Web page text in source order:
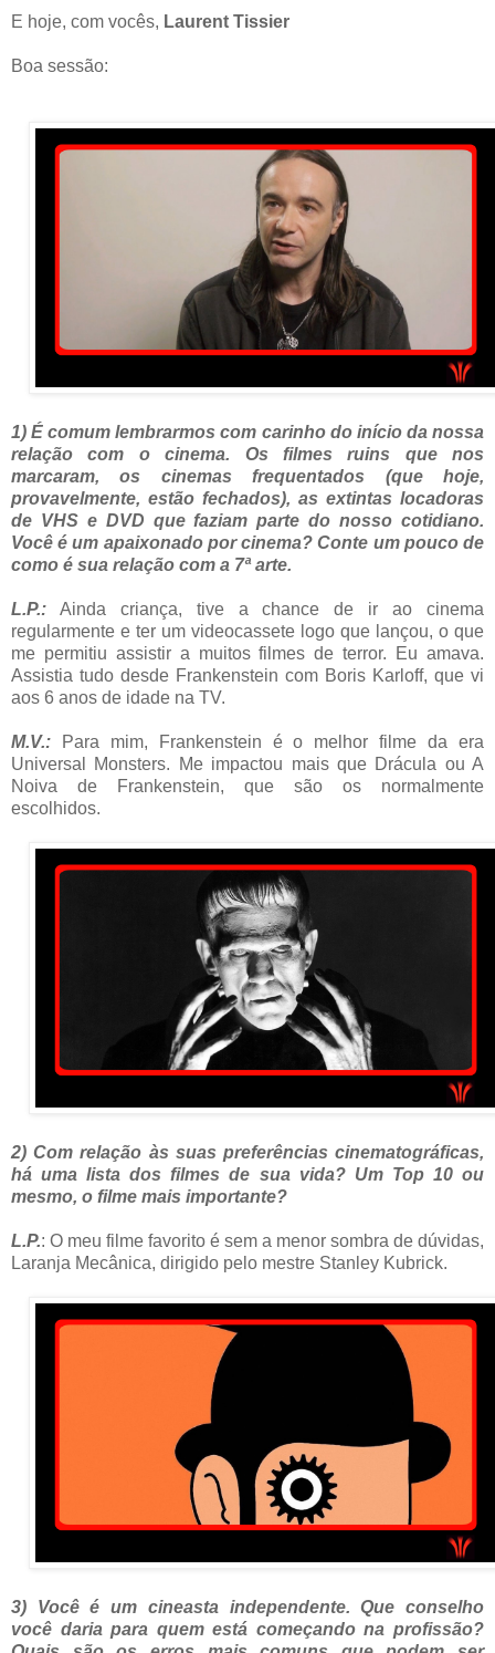
E hoje, com vocês, Laurent Tissier
Boa sessão:
1) É comum lembrarmos com carinho do início da nossa
relação com o cinema. Os filmes ruins que nos
marcaram, os cinemas frequentados (que hoje,
provavelmente, estão fechados), as extintas locadoras
de VHS e DVD que faziam parte do nosso cotidiano.
Você é um apaixonado por cinema? Conte um pouco de
como é sua relação com a 7ª arte.
L.P.: Ainda criança, tive a chance de ir ao cinema
regularmente e ter um videocassete logo que lançou, o que
me permitiu assistir a muitos filmes de terror. Eu amava.
Assistia tudo desde Frankenstein com Boris Karloff, que vi
aos 6 anos de idade na TV.
M.V.: Para mim, Frankenstein é o melhor filme da era
Universal Monsters. Me impactou mais que Drácula ou A
Noiva de Frankenstein, que são os normalmente
escolhidos.
2) Com relação às suas preferências cinematográficas,
há uma lista dos filmes de sua vida? Um Top 10 ou
mesmo, o filme mais importante?
L.P.: O meu filme favorito é sem a menor sombra de dúvidas,
Laranja Mecânica, dirigido pelo mestre Stanley Kubrick.
3) Você é um cineasta independente. Que conselho
você daria para quem está começando na profissão?